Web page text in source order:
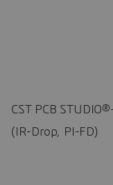
CST PCB
(IR-Drop, PI-FD)